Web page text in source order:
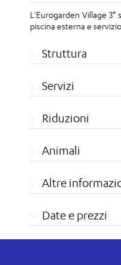
L'Eurogarden Village 3*
piscina esterna e
Struttura
Servizi
Riduzioni
Animali
Altre
Date e prezzi